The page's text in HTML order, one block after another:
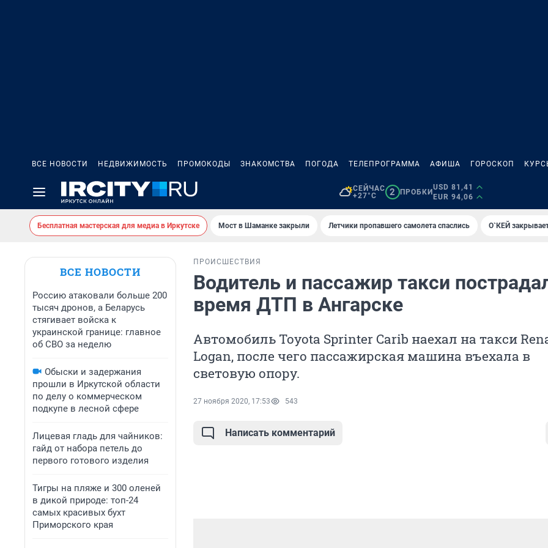
ВСЕ НОВОСТИ НЕДВИЖИМОСТЬ ПРОМОКОДЫ ЗНАКОМСТВА ПОГОДА ТЕЛЕПРОГРАММА АФИША ГОРОСКОП
СЕЙЧАС
+27°C
2 ПРОБКИ
USD 81,41
EUR 94,06
Бесплатная мастерская для медиа в Иркутске Мост в Шаманке закрыли Летчики пропавшего самолета спаслись О`КЕЙ
ВСЕ НОВОСТИ
Россию атаковали больше 200
тысяч дронов, а Беларусь
стягивает войска к
украинской границе: главное
об СВО за неделю
Обыски и задержания
прошли в Иркутской области
по делу о коммерческом
подкупе в лесной сфере
Лицевая гладь для чайников:
гайд от набора петель до
первого готового изделия
Тигры на пляже и 300 оленей
в дикой природе: топ-24
самых красивых бухт
Приморского края
ПРОИСШЕСТВИЯ
Водитель и пассажир такси
время ДТП в Ангарске
Автомобиль Toyota Sprinter Carib наехал на такси
Logan, после чего пассажирская машина въехала в
световую опору.
27 ноября 2020, 17:53 543
Написать комментарий